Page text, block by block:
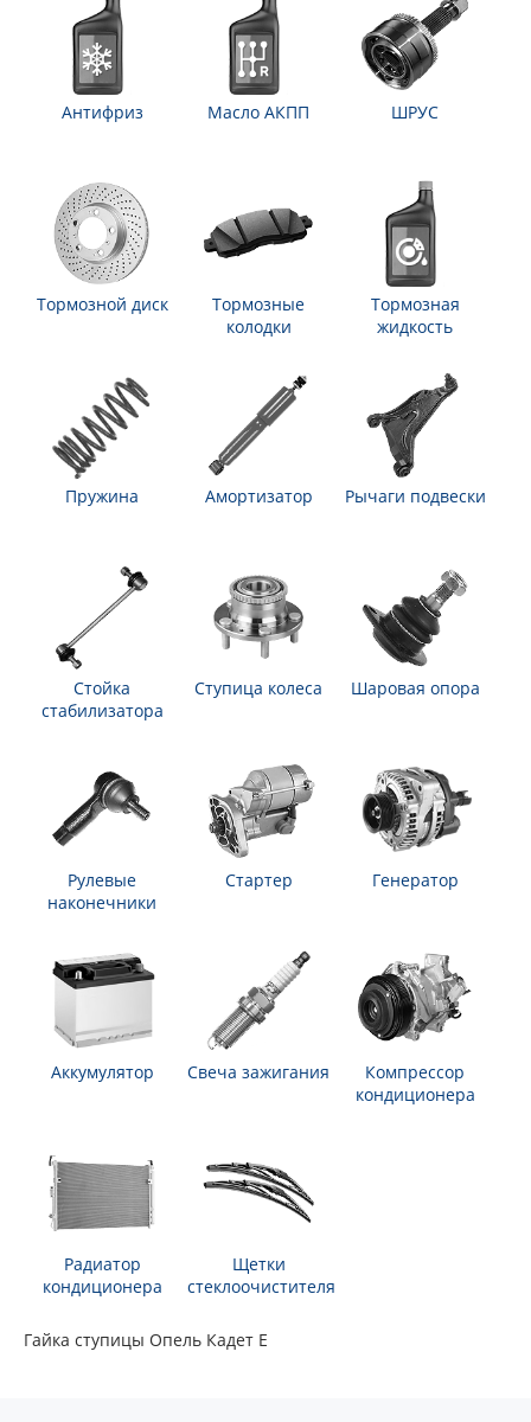
Антифриз Масло АКПП ШРУС
Тормозной диск
Тормозные
колодки
Тормозная
жидкость
Пружина Амортизатор Рычаги подвески
Стойка
стабилизатора
Ступица колеса Шаровая опора
Рулевые
наконечники
Стартер Генератор
Аккумулятор Свеча зажигания
Компрессор
кондиционера
Радиатор
кондиционера
Щетки
стеклоочистителя
Гайка ступицы Опель Кадет Е